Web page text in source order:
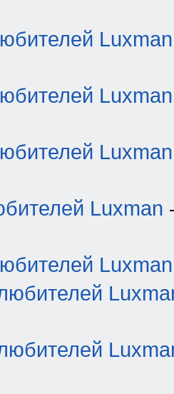
Luxman
Luxman
Luxman
Luxman
Luxman